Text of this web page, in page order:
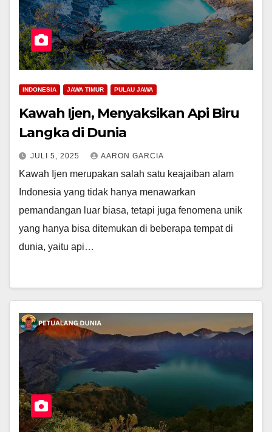
INDONESIA JAWA TIMUR PULAU JAWA
Kawah Ijen, Menyaksikan Api Biru
Langka di Dunia
JULI 5, 2025 AARON GARCIA
Kawah Ijen merupakan salah satu keajaiban alam
Indonesia yang tidak hanya menawarkan
pemandangan luar biasa, tetapi juga fenomena unik
yang hanya bisa ditemukan di beberapa tempat di
dunia, yaitu api…